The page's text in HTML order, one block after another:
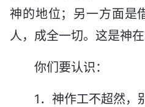
神的地位；另一方面是
人，成全一切。这是神
你们要认识：
1．神作工不超然，